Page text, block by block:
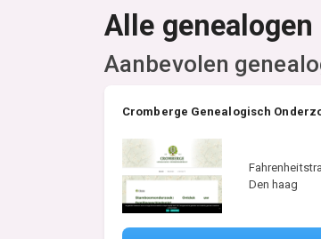
Alle
Aanbevolen
Cromberge Genealogisch
Den haag